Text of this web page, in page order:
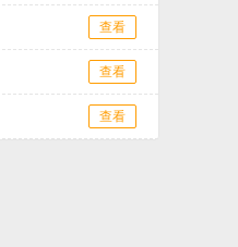
查看
查看
查看